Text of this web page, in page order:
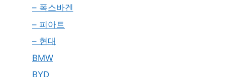
– 폭스바겐
– 피아트
– 현대
BMW
BYD